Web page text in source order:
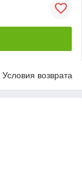
Условия возврата